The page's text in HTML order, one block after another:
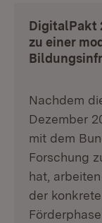
DigitalPakt
zu einer
Nachdem
Dezember
mit dem
Forschung
hat,
der